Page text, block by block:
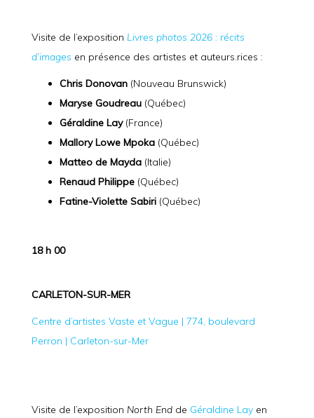
Visite de l’exposition Livres photos 2026 : récits
d’images en présence des artistes et auteurs.rices :
Chris Donovan (Nouveau Brunswick)
Maryse Goudreau (Québec)
Géraldine Lay(France)
Mallory Lowe Mpoka (Québec)
Matteo de Mayda (Italie)
Renaud Philippe (Québec)
Fatine-Violette Sabiri (Québec)
18 h 00
CARLETON-SUR-MER
Centre d’artistes Vaste et Vague | 774, boulevard
Perron | Carleton-sur-Mer
Visite de l’exposition North End de Géraldine Lay en